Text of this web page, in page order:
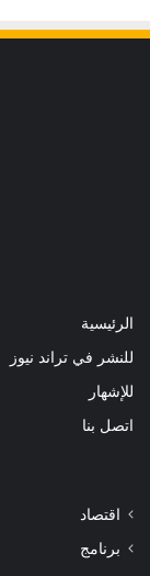
الرئيسية
للنشر في تراند نيوز
للإشهار
اتصل بنا
اقتصاد
برنامج